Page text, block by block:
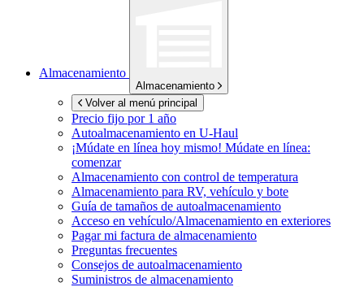
Almacenamiento
Almacenamiento
Volver al menú principal
Precio fijo por 1 año
Autoalmacenamiento en U-Haul
¡Múdate en línea hoy mismo! Múdate en línea:
comenzar
Almacenamiento con control de temperatura
Almacenamiento para RV, vehículo y bote
Guía de tamaños de autoalmacenamiento
Acceso en vehículo/Almacenamiento en exteriores
Pagar mi factura de almacenamiento
Preguntas frecuentes
Consejos de autoalmacenamiento
Suministros de almacenamiento